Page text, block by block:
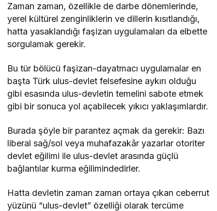
Zaman zaman, özellikle de darbe dönemlerinde,
yerel kültürel zenginliklerin ve dillerin kısıtlandığı,
hatta yasaklandığı faşizan uygulamaları da elbette
sorgulamak gerekir.
Bu tür bölücü faşizan-dayatmacı uygulamalar en
başta Türk ulus-devlet felsefesine aykırı olduğu
gibi esasında ulus-devletin temelini sabote etmek
gibi bir sonuca yol açabilecek yıkıcı yaklaşımlardır.
Burada şöyle bir parantez açmak da gerekir: Bazı
liberal sağ/sol veya muhafazakâr yazarlar otoriter
devlet eğilimi ile ulus-devlet arasında güçlü
bağlantılar kurma eğilimindedirler.
Hatta devletin zaman zaman ortaya çıkan ceberrut
yüzünü “ulus-devlet” özelliği olarak tercüme